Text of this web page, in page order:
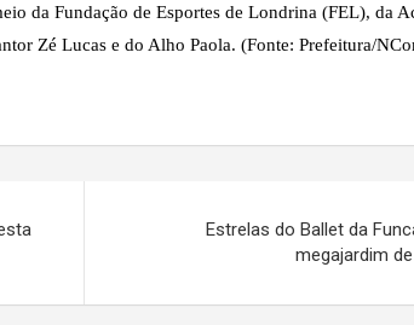
da Fundação de Esportes de Londrina (FEL), da
Zé Lucas e do Alho Paola. (Fonte: Prefeitura/
Estrelas do Ballet da
megajardim